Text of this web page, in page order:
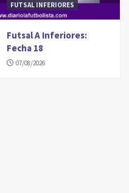
FUTSAL INFERIORES
Futsal A Inferiores:
Fecha 18
07/08/2026